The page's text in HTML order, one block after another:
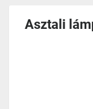
Asztali